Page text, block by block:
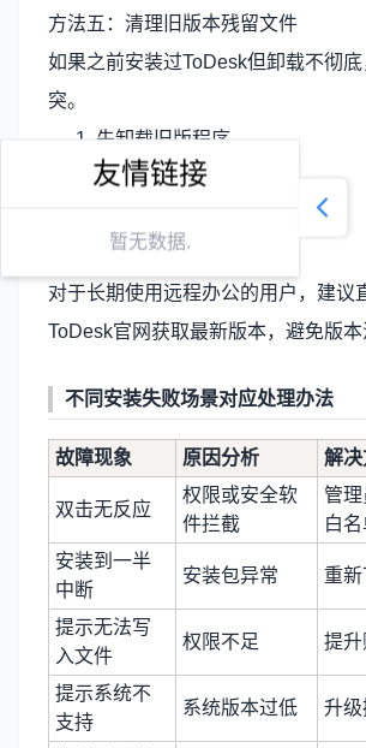
方法五：清理旧版本残留文件
如果之前安装过ToDesk但卸载不彻
突。
先卸载旧版程序。
删除残留安装目录。
重新安装最新版。
对于长期使用远程办公的用户，建议
ToDesk官网获取最新版本，避免版本
不同安装失败场景对应处理办法
故障现象 原因分析 解
双击无反应
权限或安全软
件拦截
管
白
安装到一半
中断
安装包异常 重
提示无法写
入文件
权限不足 提升
提示系统不
支持
系统版本过低 升
友情链接
暂无数据.